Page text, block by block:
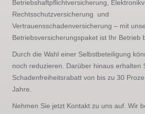
Betriebshaftpflichtversicherung,
Rechtsschutzversicherung und
Vertrauensschadenversicherung – mit
Betriebsversicherungspaket ist Ihr Betrieb
Durch die Wahl einer Selbstbeteiligung
noch reduzieren. Darüber hinaus erhalten
Schadenfreiheitsrabatt von bis zu 30
Jahre.
Nehmen Sie jetzt Kontakt zu uns auf. Wir